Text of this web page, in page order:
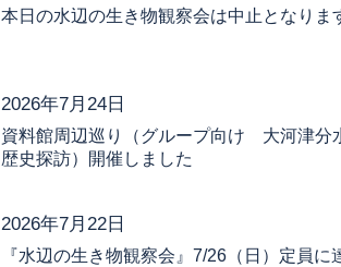
本日の水辺の生き物観察会は中止となりま
2026年7月24日
資料館周辺巡り（グループ向け 大河津分
歴史探訪）開催しました
2026年7月22日
『水辺の生き物観察会』7/26（日）定員に